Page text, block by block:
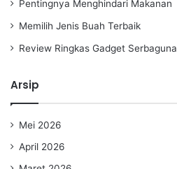
Pentingnya Menghindari Makanan
Memilih Jenis Buah Terbaik
Review Ringkas Gadget Serbaguna
Arsip
Mei 2026
April 2026